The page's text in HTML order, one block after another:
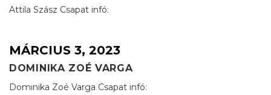
Attila Szász Csapat infó:
MÁRCIUS 3, 2023
DOMINIKA ZOÉ VARGA
Dominika Zoé Varga Csapat infó: